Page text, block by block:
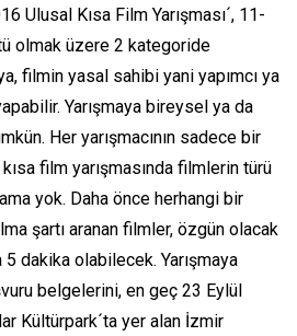
Ulusal Kısa Film Yarışması´, 11-
olmak üzere 2 kategoride
filmin yasal sahibi yani yapımcı ya
Yarışmaya bireysel ya da
Her yarışmacının sadece bir
film yarışmasında filmlerin türü
yok. Daha önce herhangi bir
şartı aranan filmler, özgün olacak
dakika olabilecek. Yarışmaya
belgelerini, en geç 23 Eylül
Kültürpark´ta yer alan İzmir